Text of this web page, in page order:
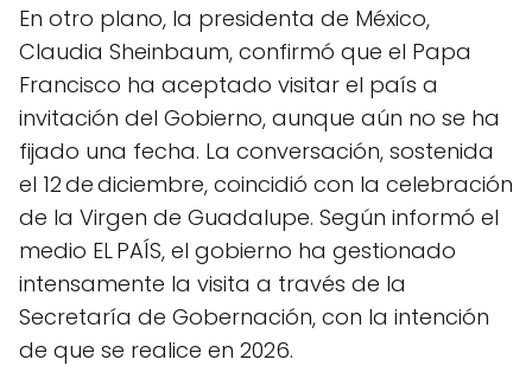
En otro plano, la presidenta de México,
Claudia Sheinbaum, confirmó que el Papa
Francisco ha aceptado visitar el país a
invitación del Gobierno, aunque aún no se ha
fijado una fecha. La conversación, sostenida
el 12 de diciembre, coincidió con la celebración
de la Virgen de Guadalupe. Según informó el
medio EL PAÍS, el gobierno ha gestionado
intensamente la visita a través de la
Secretaría de Gobernación, con la intención
de que se realice en 2026.